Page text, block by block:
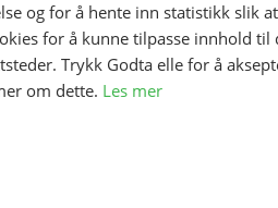
med dukken eller bamsen.
og for å hente inn statistikk slik
for å kunne tilpasse innhold
Trykk Godta elle for å
om dette. Les mer